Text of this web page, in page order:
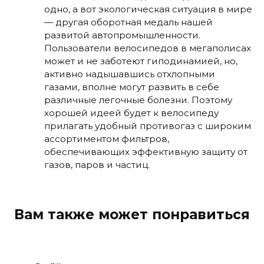
одно, а вот экологическая ситуация в мире
— другая оборотная медаль нашей
развитой автопромышленности.
Пользователи велосипедов в мегаполисах
может и не заботеют гиподинамией, но,
активно надышавшись отхлопными
газами, вполне могут развить в себе
различные легочные болезни. Поэтому
хорошей идеей будет к велосипеду
прилагать удобный противогаз с широким
ассортиментом фильтров,
обеспечивающих эффективную защиту от
газов, паров и частиц.
Вам также может понравиться